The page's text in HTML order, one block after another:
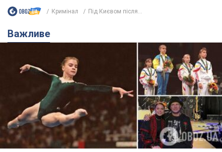
Ти ще не читаєш наш Telegram? А даремно! Підписуйся
Підписатись Підписатись
Кримінал Під Києвом після...
Важливе